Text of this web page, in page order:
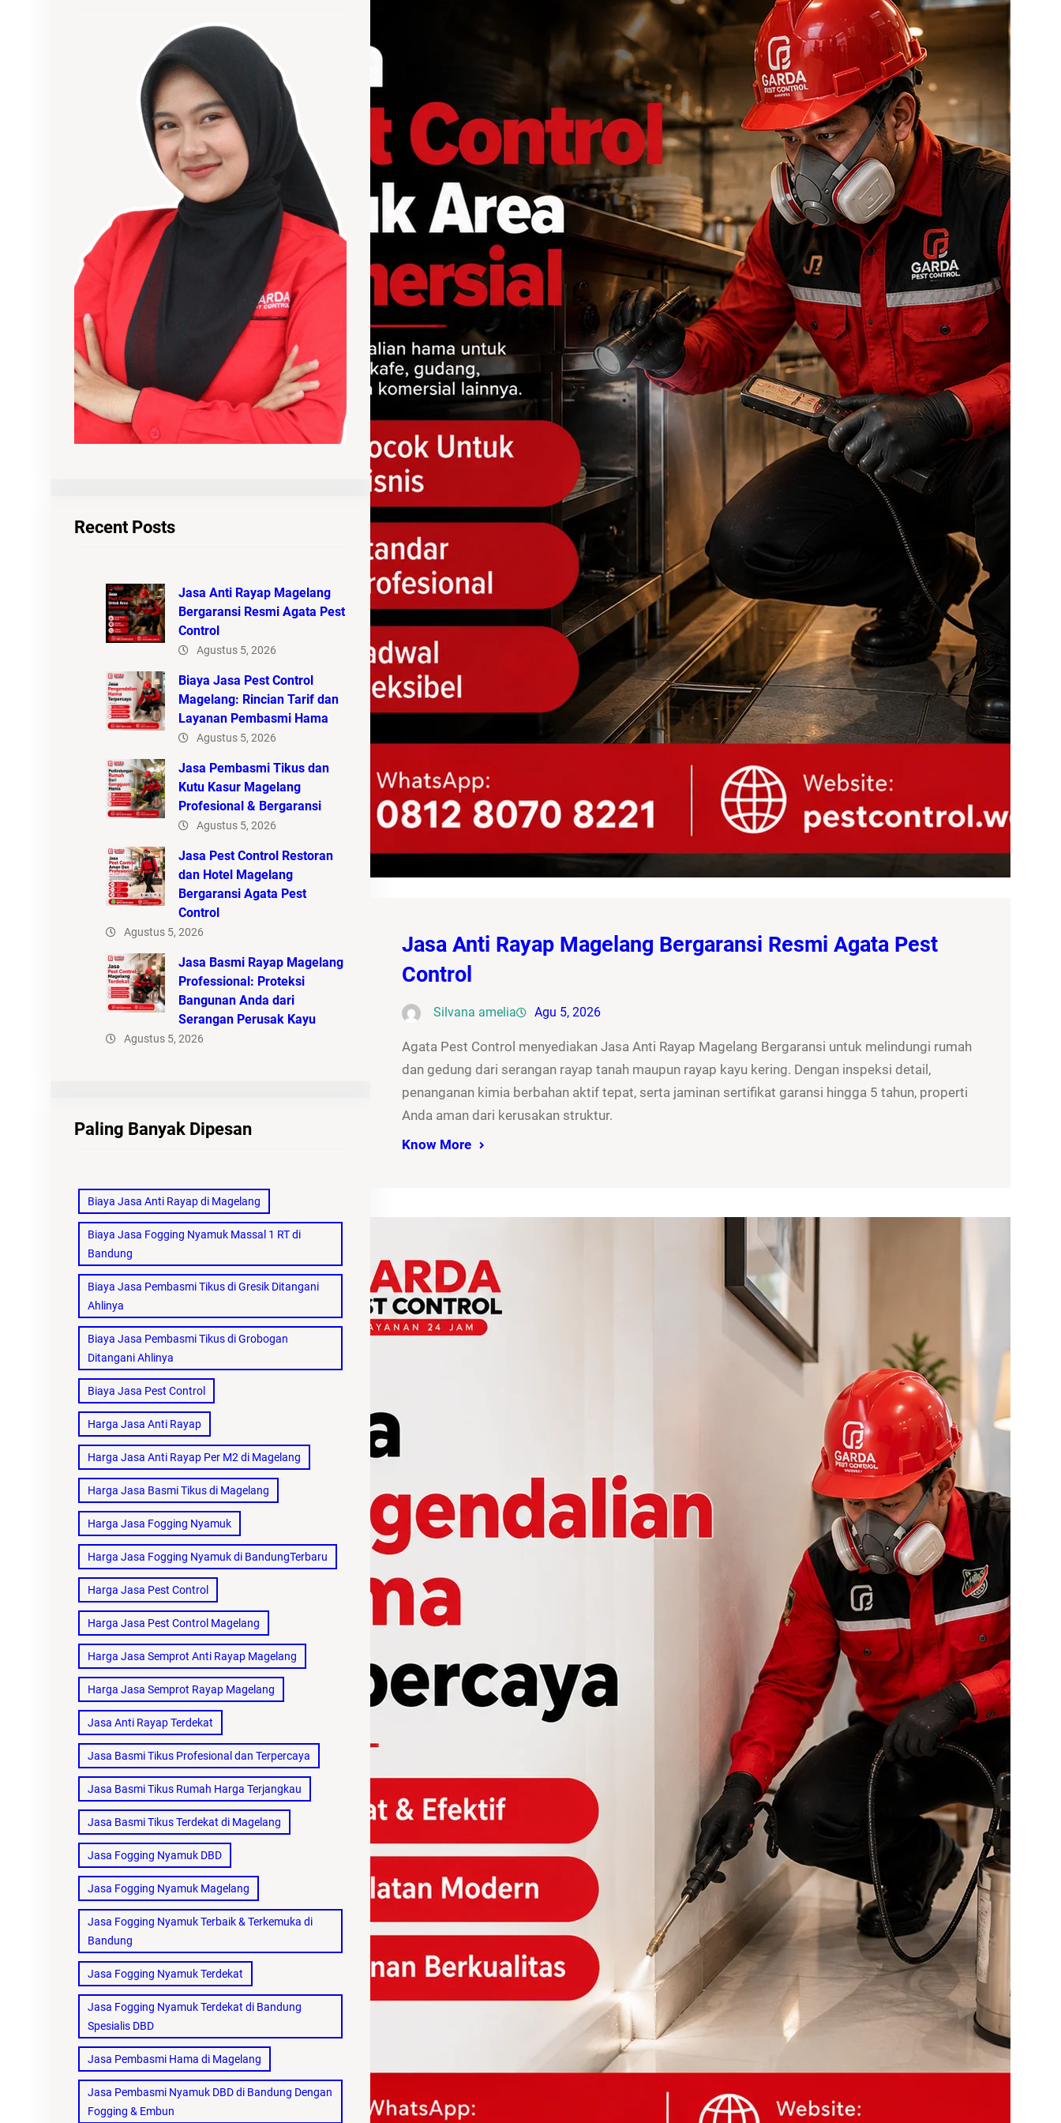
Recent Posts
Jasa Anti Rayap Magelang
Bergaransi Resmi Agata Pest
Control
Agustus 5, 2026
Biaya Jasa Pest Control
Magelang: Rincian Tarif dan
Layanan Pembasmi Hama
Agustus 5, 2026
Jasa Pembasmi Tikus dan
Kutu Kasur Magelang
Profesional & Bergaransi
Agustus 5, 2026
Jasa Pest Control Restoran
dan Hotel Magelang
Bergaransi Agata Pest
Control
Agustus 5, 2026
Jasa Basmi Rayap Magelang
Professional: Proteksi
Bangunan Anda dari
Serangan Perusak Kayu
Agustus 5, 2026
Paling Banyak Dipesan
Biaya Jasa Anti Rayap di Magelang
Biaya Jasa Fogging Nyamuk Massal 1 RT di
Bandung
Biaya Jasa Pembasmi Tikus di Gresik Ditangani
Ahlinya
Biaya Jasa Pembasmi Tikus di Grobogan
Ditangani Ahlinya
Biaya Jasa Pest Control
Harga Jasa Anti Rayap
Harga Jasa Anti Rayap Per M2 di Magelang
Harga Jasa Basmi Tikus di Magelang
Harga Jasa Fogging Nyamuk
Harga Jasa Fogging Nyamuk di BandungTerbaru
Harga Jasa Pest Control
Harga Jasa Pest Control Magelang
Harga Jasa Semprot Anti Rayap Magelang
Harga Jasa Semprot Rayap Magelang
Jasa Anti Rayap Terdekat
Jasa Basmi Tikus Profesional dan Terpercaya
Jasa Basmi Tikus Rumah Harga Terjangkau
Jasa Basmi Tikus Terdekat di Magelang
Jasa Fogging Nyamuk DBD
Jasa Fogging Nyamuk Magelang
Jasa Fogging Nyamuk Terbaik & Terkemuka di
Bandung
Jasa Fogging Nyamuk Terdekat
Jasa Fogging Nyamuk Terdekat di Bandung
Spesialis DBD
Jasa Pembasmi Hama di Magelang
Jasa Pembasmi Nyamuk DBD di Bandung Dengan
Fogging & Embun
Jasa Anti Rayap Magelang Bergaransi Resmi Agata Pest
Control
Silvana amelia Agu 5, 2026
Agata Pest Control menyediakan Jasa Anti Rayap Magelang Bergaransi untuk melindungi rumah
dan gedung dari serangan rayap tanah maupun rayap kayu kering. Dengan inspeksi detail,
penanganan kimia berbahan aktif tepat, serta jaminan sertifikat garansi hingga 5 tahun, properti
Anda aman dari kerusakan struktur.
Know More